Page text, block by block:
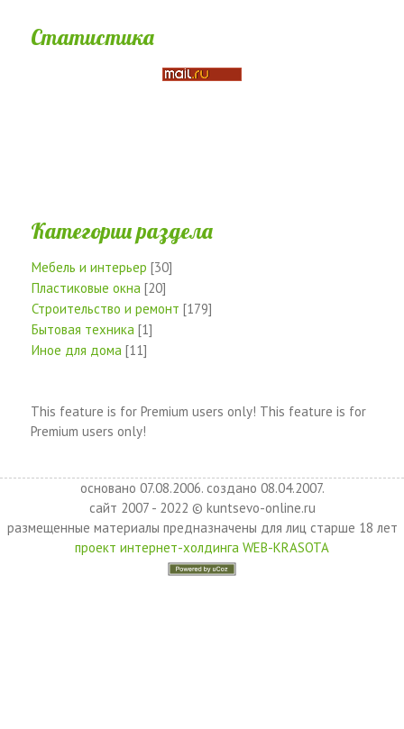
Статистика
Категории раздела
Мебель и интерьер [30]
Пластиковые окна [20]
Строительство и ремонт [179]
Бытовая техника [1]
Иное для дома [11]
This feature is for Premium users only! This feature is for
Premium users only!
основано 07.08.2006. создано 08.04.2007.
сайт 2007 - 2022 © kuntsevo-online.ru
размещенные материалы предназначены для лиц старше 18 лет
проект интернет-холдинга WEB-KRASOTA